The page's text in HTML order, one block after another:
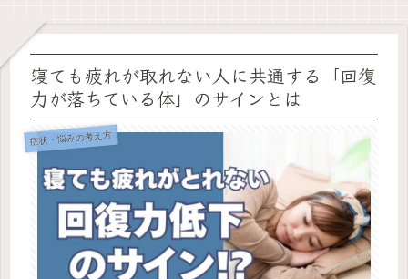
寝ても疲れが取れない人に共通する「回復
力が落ちている体」のサインとは
症状・悩みの考え方